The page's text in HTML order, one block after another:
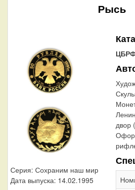
Рысь
Серия: Сохраним наш мир
Дата выпуска: 14.02.1995
двор